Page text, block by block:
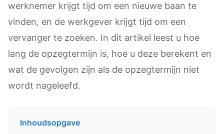
werknemer krijgt tijd om een nieuwe baan te
vinden, en de werkgever krijgt tijd om een
vervanger te zoeken. In dit artikel leest u hoe
lang de opzegtermijn is, hoe u deze berekent en
wat de gevolgen zijn als de opzegtermijn niet
wordt nageleefd.
Inhoudsopgave